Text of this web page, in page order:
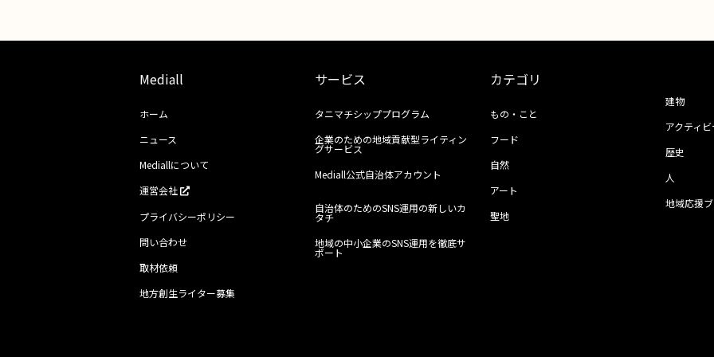
Mediall
ホーム
ニュース
Mediallについて
運営会社
プライバシーポリシー
問い合わせ
取材依頼
地方創生ライター募集
サービス
タニマチシッププログラム
企業のための地域貢献型ライティン
グサービス
Mediall公式自治体アカウント
自治体のためのSNS運用の新しいカ
タチ
地域の中小企業のSNS運用を徹底サ
ポート
カテゴリ
もの・こと
フード
自然
アート
聖地
建物
アクティビ
歴史
人
地域応援